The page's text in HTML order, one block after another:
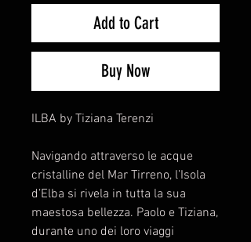
Add to Cart
Buy Now
ILBA by Tiziana Terenzi
Navigando attraverso le acque
cristalline del Mar Tirreno, l’Isola
d’Elba si rivela in tutta la sua
maestosa bellezza. Paolo e Tiziana,
durante uno dei loro viaggi